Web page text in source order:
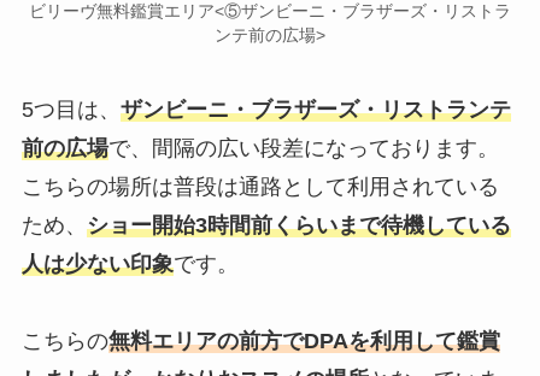
ビリーヴ無料鑑賞エリア<⑤ザンビーニ・ブラザーズ・リストラ
ンテ前の広場>
5つ目は、 ザンビーニ・ブラザーズ・リストランテ
前の広場で、間隔の広い段差になっております。
こちらの場所は普段は通路として利用されている
ため、 ショー開始3時間前くらいまで待機している
人は少ない印象です。
こちらの無料エリアの前方でDPAを利用して鑑賞